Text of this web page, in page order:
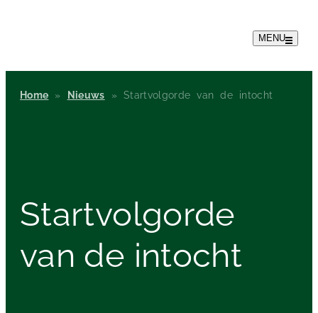
MENU
Home » Nieuws » Startvolgorde van de intocht
Startvolgorde
van de intocht